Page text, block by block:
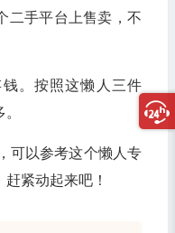
二手平台上售卖，不
。按照这懒人三件
可以参考这个懒人专
紧动起来吧！